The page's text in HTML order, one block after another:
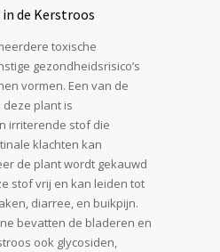
de Kerstroos
toxische
gezondheidsrisico’s
vormen. Een van de
plant is
irriterende stof die
klachten kan
de plant wordt gekauwd
stof vrij en kan leiden tot
diarree, en buikpijn.
bevatten de bladeren en
ook glycosiden,